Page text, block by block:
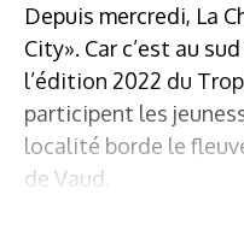
Depuis mercredi, La
City». Car c’est au
l’édition 2022 du
participent les
localité borde le
de Vaud.